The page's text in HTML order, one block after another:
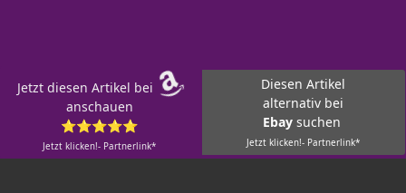
Jetzt diesen Artikel bei
anschauen
⭐⭐⭐⭐⭐
Jetzt klicken!- Partnerlink*
Diesen Artikel
alternativ bei
Ebay suchen
Jetzt klicken!- Partnerlink*